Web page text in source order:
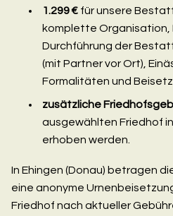
1.299 € für unsere
komplette Organisation,
Durchführung der
(mit Partner vor Ort),
Formalitäten und
zusätzliche
ausgewählten Friedhof
erhoben werden.
In Ehingen (Donau) betragen
eine anonyme
Friedhof nach aktueller